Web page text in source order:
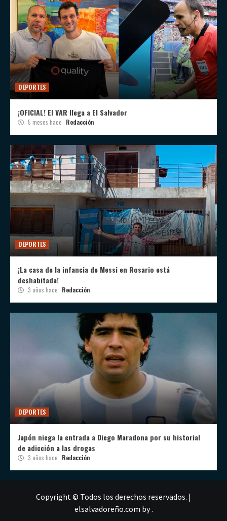
DEPORTES
¡OFICIAL! El VAR llega a El Salvador
5 meses hace Redacción
DEPORTES
¡La casa de la infancia de Messi en Rosario está
deshabitada!
3 años hace Redacción
DEPORTES
Japón niega la entrada a Diego Maradona por su historial
de adicción a las drogas
3 años hace Redacción
Copyright © Todos los derechos reservados. |
elsalvadoreño.com by .